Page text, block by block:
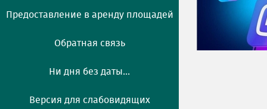
Предоставление в аренду площадей
Обратная связь
Ни дня без даты...
Версия для слабовидящих